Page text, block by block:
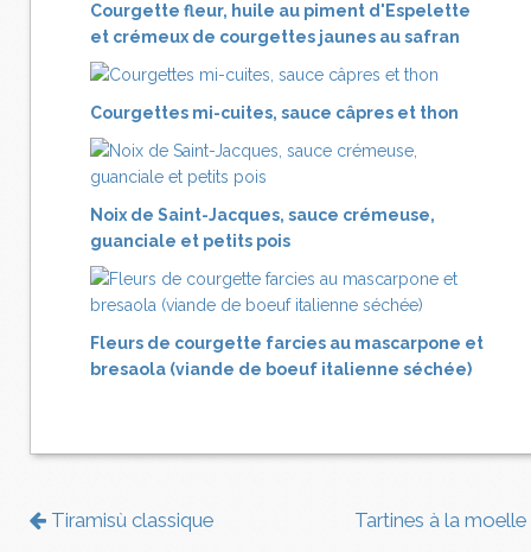
Courgette fleur, huile au piment d'Espelette
et crémeux de courgettes jaunes au safran
Courgettes mi-cuites, sauce câpres et thon
Noix de Saint-Jacques, sauce crémeuse,
guanciale et petits pois
Fleurs de courgette farcies au mascarpone et
bresaola (viande de boeuf italienne séchée)
Tiramisù classique Tartines à la moelle